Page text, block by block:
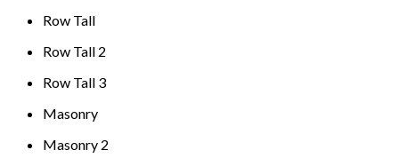
Row Tall
Row Tall 2
Row Tall 3
Masonry
Masonry 2